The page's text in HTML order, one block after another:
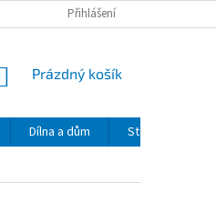
Přihlášení
NÁKUPNÍ
Prázdný košík
Dílna a dům
Stavební